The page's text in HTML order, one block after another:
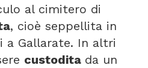
al cimitero di
, cioè seppellita in
a Gallarate. In altri
custodita da un